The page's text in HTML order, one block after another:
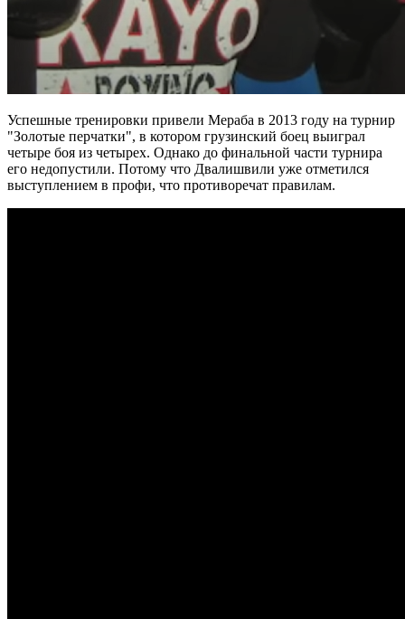
Успешные тренировки привели Мераба в 2013 году на турнир
"Золотые перчатки", в котором грузинский боец выиграл
четыре боя из четырех. Однако до финальной части турнира
его недопустили. Потому что Двалишвили уже отметился
выступлением в профи, что противоречат правилам.